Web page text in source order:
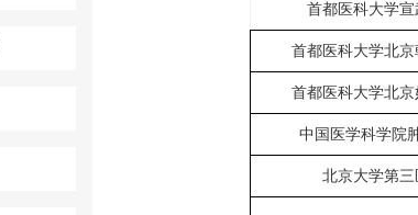
首都医科大学宣
首都医科大学北
首都医科大学北京
中国医学科学院
北京大学第三